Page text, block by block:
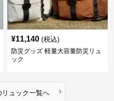
¥11,140 (税込)
防災グッズ 軽量大容量防災リュ
ック
リュック一覧へ ›